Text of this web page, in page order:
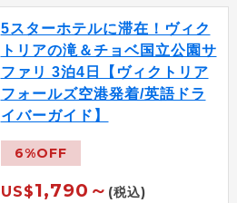
5スターホテルに滞在！ヴィク
トリアの滝＆チョベ国立公園サ
ファリ 3泊4日【ヴィクトリア
フォールズ空港発着/英語ドラ
イバーガイド】
6%OFF
US$1,790～ (税込)